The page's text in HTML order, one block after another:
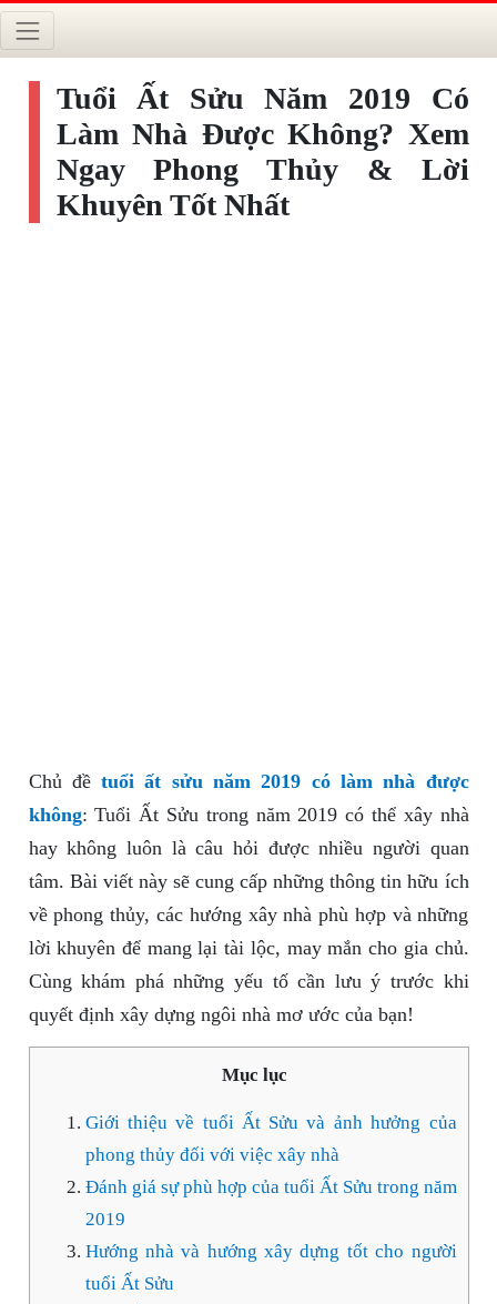
Tuổi Ất Sửu Năm 2019 Có
Làm Nhà Được Không? Xem
Ngay Phong Thủy & Lời
Khuyên Tốt Nhất
Chủ đềtuổi ất sửu năm 2019 có làm nhà được
không: Tuổi Ất Sửu trong năm 2019 có thể xây nhà
hay không luôn là câu hỏi được nhiều người quan
tâm. Bài viết này sẽ cung cấp những thông tin hữu ích
về phong thủy, các hướng xây nhà phù hợp và những
lời khuyên để mang lại tài lộc, may mắn cho gia chủ.
Cùng khám phá những yếu tố cần lưu ý trước khi
quyết định xây dựng ngôi nhà mơ ước của bạn!
Mục lục
Giới thiệu về tuổi Ất Sửu và ảnh hưởng của
phong thủy đối với việc xây nhà
Đánh giá sự phù hợp của tuổi Ất Sửu trong năm
2019
Hướng nhà và hướng xây dựng tốt cho người
tuổi Ất Sửu